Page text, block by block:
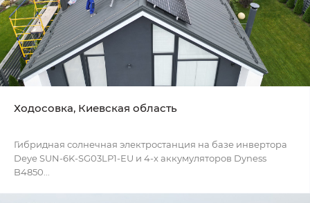
Ходосовка, Киевская область
Гибридная солнечная электростанция на базе инвертора
Deye SUN-6K-SG03LP1-EU и 4-х аккумуляторов Dyness
B4850...